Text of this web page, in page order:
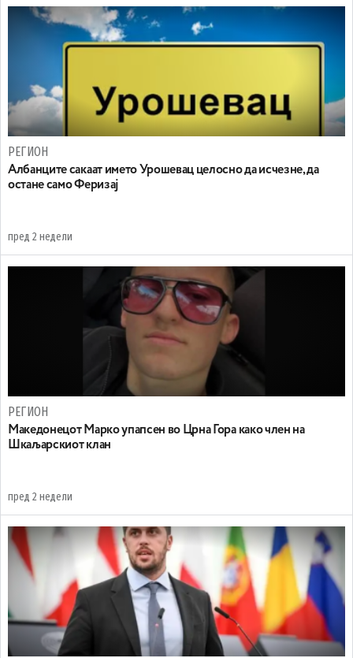
РЕГИОН
Aлбанците сакаат името Урошевац целосно да исчезне, да
остане само Феризај
пред 2 недели
РЕГИОН
Maкедонецот Марко упапсен во Црна Гора како член на
Шкаљарскиот клан
пред 2 недели